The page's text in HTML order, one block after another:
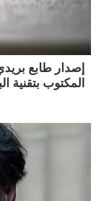
إصدار طابع
المكتوب بتقنية